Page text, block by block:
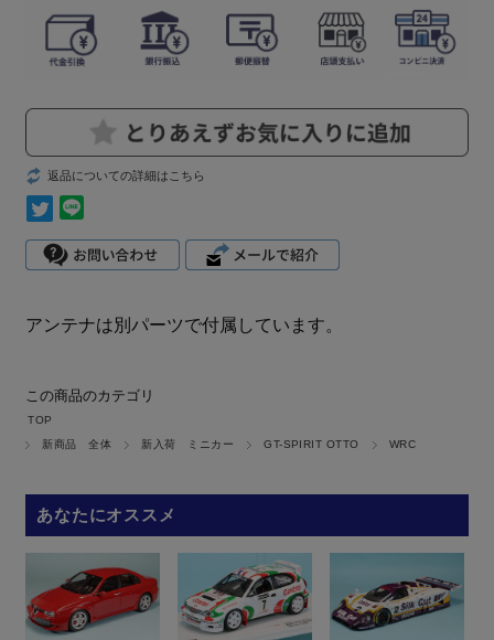
返品についての詳細はこちら
アンテナは別パーツで付属しています。
この商品のカテゴリ
TOP
新商品 全体
新入荷 ミニカー GT-SPIRIT OTTO WRC
あなたにオススメ